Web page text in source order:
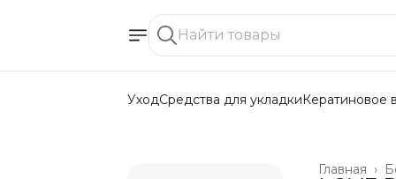
УходСредства для укладкиКератиновое
Главная ›